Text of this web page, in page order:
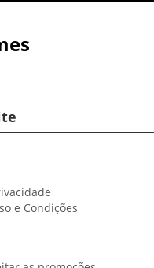
e Condições